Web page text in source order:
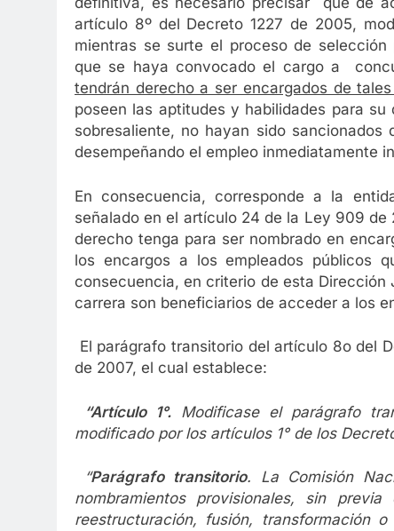
artículo 8º del Decreto 1227 de 2005,
mientras se surte el proceso de
que se haya convocado el cargo a
tendrán derecho a ser encargados de
poseen las aptitudes y habilidades para
sobresaliente, no hayan sido
desempeñando el empleo inmediatamente
En consecuencia, corresponde a la
señalado en el artículo 24 de la Ley 909
derecho tenga para ser nombrado en
los encargos a los empleados públicos
consecuencia, en criterio de esta
carrera son beneficiarios de acceder a los
El parágrafo transitorio del artículo 8o del
de 2007, el cual establece:
“Artículo 1°. Modificase el parágrafo
modificado por los artículos 1° de los
“Parágrafo transitorio. La Comisión
nombramientos provisionales, sin
reestructuración, fusión, transformación